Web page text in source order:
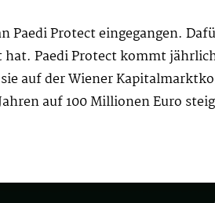
Protect eingegangen.
Paedi Protect kommt
auf der Wiener
auf 100 Millionen Euro